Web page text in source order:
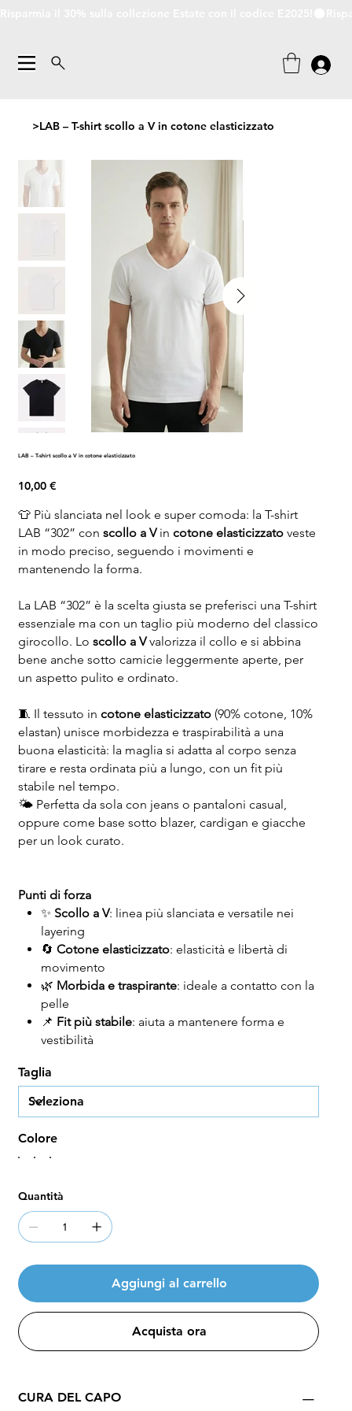
>LAB – T-shirt scollo a V in cotone elasticizzato
LAB – T-shirt scollo a V in cotone elasticizzato
Prezzo
10,00 €
👕 Più slanciata nel look e super comoda: la T-shirt
LAB “302” con scollo a Vin cotone elasticizzatoveste
in modo preciso, seguendo i movimenti e
mantenendo la forma.
La LAB “302” è la scelta giusta se preferisci una T-shirt
essenziale ma con un taglio più moderno del classico
girocollo. Lo scollo a Vvalorizza il collo e si abbina
bene anche sotto camicie leggermente aperte, per
un aspetto pulito e ordinato.
🧵 Il tessuto in cotone elasticizzato(90% cotone, 10%
elastan) unisce morbidezza e traspirabilità a una
buona elasticità: la maglia si adatta al corpo senza
tirare e resta ordinata più a lungo, con un fit più
stabile nel tempo.
🌤️ Perfetta da sola con jeans o pantaloni casual,
oppure come base sotto blazer, cardigan e giacche
per un look curato.
Punti di forza
✨ Scollo a V: linea più slanciata e versatile nei
layering
🔄 Cotone elasticizzato: elasticità e libertà di
movimento
🌿 Morbida e traspirante: ideale a contatto con la
pelle
📌 Fit più stabile: aiuta a mantenere forma e
vestibilità
Taglia
Colore
Quantità
Aggiungi al carrello
Acquista ora
CURA DEL CAPO